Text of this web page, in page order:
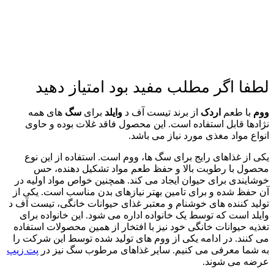
لطفا اگر مطلب مفید بود امتیاز دهید
ووم با طعم اردک از برند تیست آف د وایلد برای سگ های همه
نژادها قابل استفاده است. این محصول فاقد غلات بوده و حاوی
انواع مواد مغذی مورد نیاز می باشد.
یکی از غذاهای رایج برای سگ ها، ووم است. استفاده از این نوع
محصول با رطوبت بالا و حفظ طعم مواد تشکیل دهنده، حس
خوشایندی برای حیوان ایجاد می کند. همچنین خواص مواد اولیه در
آن حفظ شده و برای تامین بهتر نیازهای بدن مناسب است. یکی از
تولید کننده های خوشنام و معتبر غذای حیوانات خانگی، تیست آف د
وایلد است که توسط یک خانواده اداره می شود. این خانواده برای
تغذیه حیوانات خانگی خود نیز با افتخار از همین محصولات استفاده
می کنند. در ادامه یکی از ووم های تولید شده توسط این شرکت را
به شما معرفی می کنیم. سایر غذاهای مرطوب سگ نیز در پت زیپ
عرضه می شوند.